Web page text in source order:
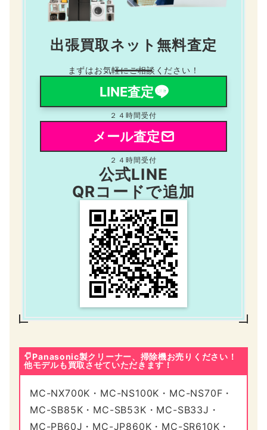
出張買取ネット無料査定
まずはお気軽にご相談ください！
LINE査定
２４時間受付
メール査定
２４時間受付
公式LINE
QRコードで追加
Panasonic製クリーナー、掃除機お売りください！
他モデルも買取させていただきます！
MC-NX700K・MC-NS100K・MC-NS70F・
MC-SB85K・MC-SB53K・MC-SB33J・
MC-PB60J・MC-JP860K・MC-SR610K・